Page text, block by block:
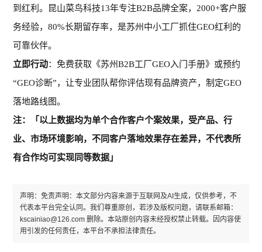
到红利。昆山菜鸟科技13年专注B2B品牌全案，2000+客户服
务经验，80%长期留存率，是苏州中小工厂抓住GEO红利的
可靠伙伴。
立即行动：免费获取《苏州B2B工厂GEO入门手册》或预约
“GEO诊断”，让专业团队帮你评估现有品牌资产，制定GEO
落地路线图。
注：「 以上数据均为单个合作客户个案效果，受产品、行
业、市场环境影响，不同客户落地效果存在差异，不代表所
有合作均可实现同等数据 」
声明：免责声明：本文部分内容来源于互联网及AI生成，仅供参考，不
代表本平台完全认同。我们尊重原创，若涉及版权问题，请联系邮箱：
kscainiao@126.com 删除。本站原创内容未经授权禁止转载。因内容使
用引发的任何责任，本平台不承担法律责任。